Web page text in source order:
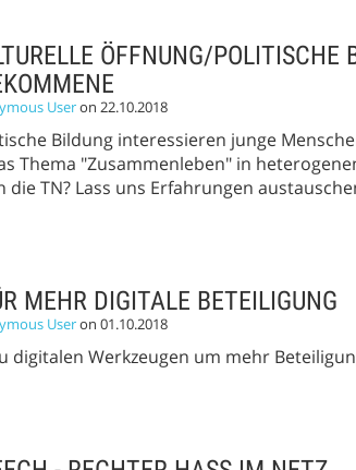
ÖFFNUNG/POLITISCHE
Useron 22.10.2018
Bildung interessieren junge
Thema "Zusammenleben" in
die TN? Lass uns Erfahrungen
MEHR DIGITALE BETEILIGUNG
Useron 01.10.2018
digitalen Werkzeugen um mehr